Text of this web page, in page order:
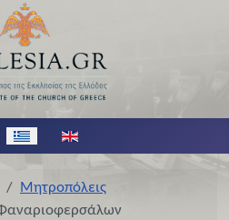
Επιλέξτε τη γλώσσα σας
Μητροπόλεις